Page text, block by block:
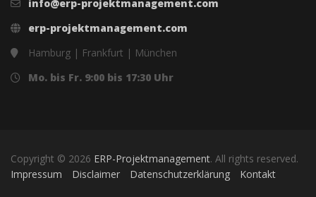
info@erp-projektmanagement.com
erp-projektmanagement.com
Hamburg | Frankfurt | München
Mo. bis Fr. 9:00 bis 17:30 Uhr
Copyright © 2026 ERP-Projektmanagement. All rights reserved.
Impressum
Disclaimer Datenschutzerklärung Kontakt